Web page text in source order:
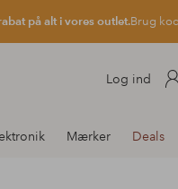
på alt i vores outlet.Brug
Log ind
Mærker Deals